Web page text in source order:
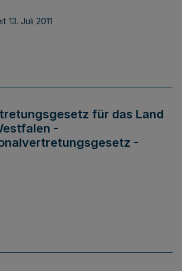
13. Juli 2011
für das Land
-
-